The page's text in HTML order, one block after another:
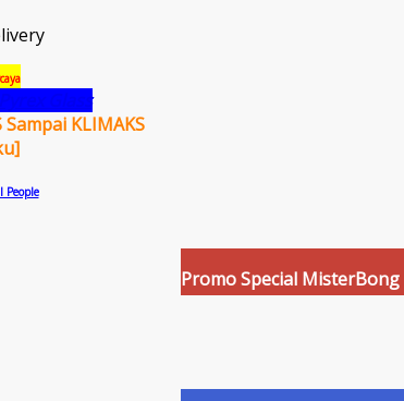
KLIMAKS
People
Promo Special MisterBong